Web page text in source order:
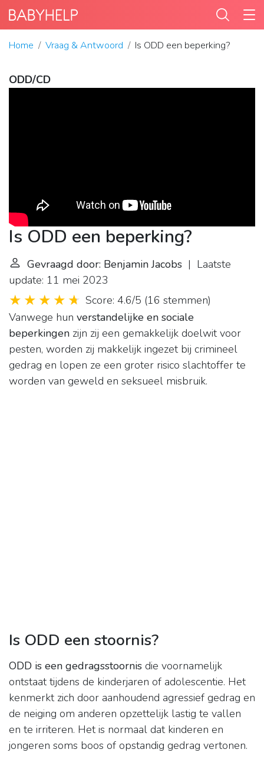
Home Vraag & Antwoord Is ODD een beperking?
ODD/CD
Is ODD een beperking?
Gevraagd door: Benjamin Jacobs | Laatste
update: 11 mei 2023
Score: 4.6/5 (16 stemmen)
Vanwege hun verstandelijke en sociale
beperkingen zijn zij een gemakkelijk doelwit voor
pesten, worden zij makkelijk ingezet bij crimineel
gedrag en lopen ze een groter risico slachtoffer te
worden van geweld en seksueel misbruik.
Is ODD een stoornis?
ODD is een gedragsstoornis die voornamelijk
ontstaat tijdens de kinderjaren of adolescentie. Het
kenmerkt zich door aanhoudend agressief gedrag en
de neiging om anderen opzettelijk lastig te vallen
en te irriteren. Het is normaal dat kinderen en
jongeren soms boos of opstandig gedrag vertonen.